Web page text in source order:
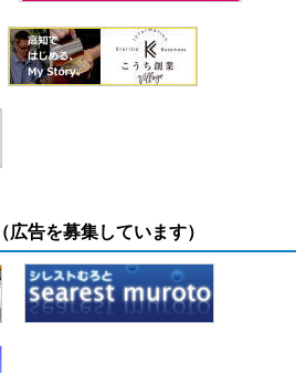
（広告を募集しています）